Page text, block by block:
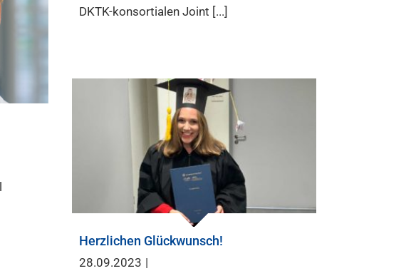
DKTK-konsortialen Joint [...]
Herzlichen Glückwunsch!
28.09.2023 |